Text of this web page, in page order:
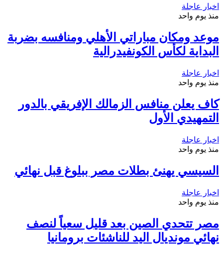
اخبار عاجلة
منذ يوم واحد
موعد ومكان مباراتي الأهلي ومنافسه بضربة
البداية لكأس الكونفيدرالية
اخبار عاجلة
منذ يوم واحد
كاف يعلن منافس الزمالك الإفريقي بالدور
التمهيدي الأول
اخبار عاجلة
منذ يوم واحد
السيسي يهنئ بطلات مصر ببلوغ قبل نهائي
اخبار عاجلة
منذ يوم واحد
مصر تتحدي الصين بعد قليل سعياً لنصف
نهائي مونديال اليد للناشئات برومانيا